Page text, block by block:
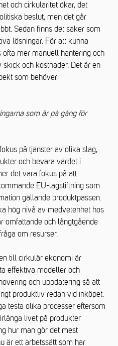
och cirkularitet ökar, det
beslut, men det går
Sedan finns det saker som
lösningar. För att kunna
mer manuell hantering och
och kostnader. Det är en
som behöver
som är på gång för
på tjänster av olika slag,
och bevara värdet i
det vara fokus på att
EU-lagstiftning som
gällande produktpassen.
hög nivå av medvetenhet hos
omfattande och långtgående
om resurser.
till cirkulär ekonomi är
effektiva modeller och
och uppdatering så att
produktliv redan vid inköpet.
testa olika processer eftersom
livet på produkter
hur man gör det mest
är ett arbetssätt som har